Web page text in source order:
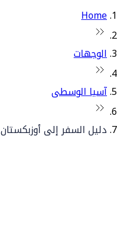
Home
الوجهات
آسيا الوسطى
دليل السفر إلى أوزبكستان